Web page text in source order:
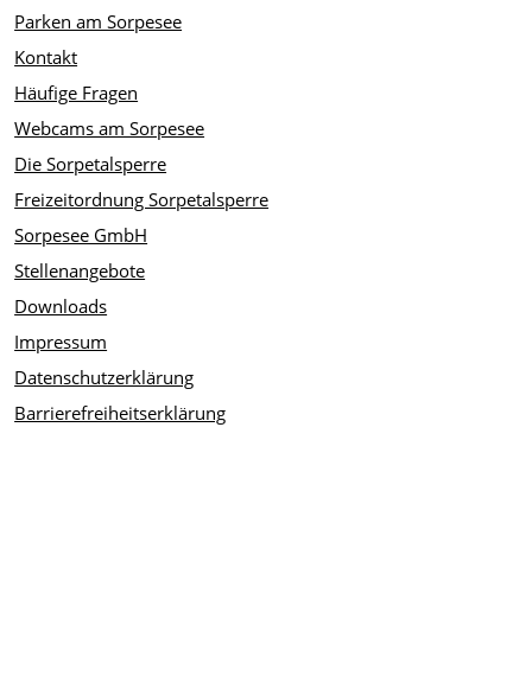
Parken am Sorpesee
Kontakt
Häufige Fragen
Webcams am Sorpesee
Die Sorpetalsperre
Freizeitordnung Sorpetalsperre
Sorpesee GmbH
Stellenangebote
Downloads
Impressum
Datenschutzerklärung
Barrierefreiheitserklärung